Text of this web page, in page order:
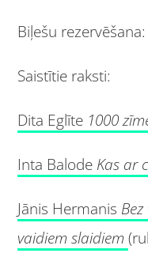
Biļešu rezervēšana:
Saistītie raksti:
Dita Eglīte 1000
Inta Balode Kas ar
Jānis Hermanis
vaidiem slaidiem